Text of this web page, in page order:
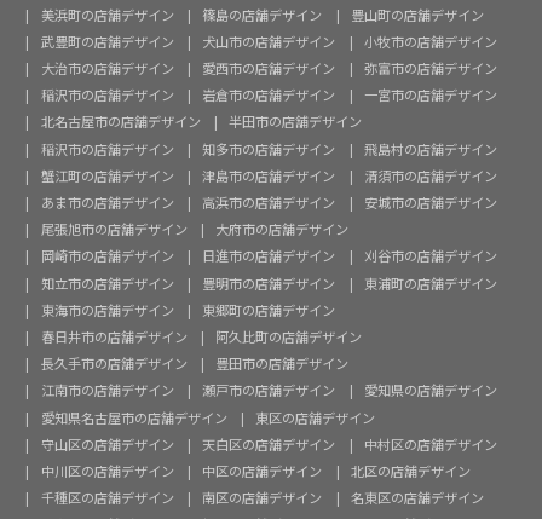
美浜町の店舗デザイン
篠島の店舗デザイン
豊山町の店舗デザイン
武豊町の店舗デザイン
犬山市の店舗デザイン
小牧市の店舗デザイン
大治市の店舗デザイン
愛西市の店舗デザイン
弥富市の店舗デザイン
稲沢市の店舗デザイン
岩倉市の店舗デザイン
一宮市の店舗デザイン
北名古屋市の店舗デザイン
半田市の店舗デザイン
稲沢市の店舗デザイン
知多市の店舗デザイン
飛島村の店舗デザイン
蟹江町の店舗デザイン
津島市の店舗デザイン
清須市の店舗デザイン
あま市の店舗デザイン
高浜市の店舗デザイン
安城市の店舗デザイン
尾張旭市の店舗デザイン
大府市の店舗デザイン
岡崎市の店舗デザイン
日進市の店舗デザイン
刈谷市の店舗デザイン
知立市の店舗デザイン
豊明市の店舗デザイン
東浦町の店舗デザイン
東海市の店舗デザイン
東郷町の店舗デザイン
春日井市の店舗デザイン
阿久比町の店舗デザイン
長久手市の店舗デザイン
豊田市の店舗デザイン
江南市の店舗デザイン
瀬戸市の店舗デザイン
愛知県の店舗デザイン
愛知県名古屋市の店舗デザイン
東区の店舗デザイン
守山区の店舗デザイン
天白区の店舗デザイン
中村区の店舗デザイン
中川区の店舗デザイン
中区の店舗デザイン
北区の店舗デザイン
千種区の店舗デザイン
南区の店舗デザイン
名東区の店舗デザイン